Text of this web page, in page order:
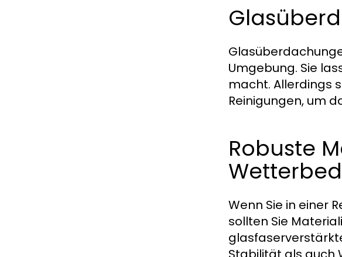
Umgebung. Sie
macht. Allerdings
Reinigungen, um
Robuste
Wenn Sie in einer
sollten Sie